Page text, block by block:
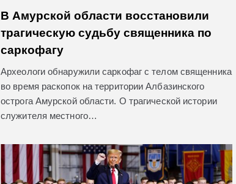
В Амурской области восстановили
трагическую судьбу священника по
саркофагу
Археологи обнаружили саркофаг с телом священника
во время раскопок на территории Албазинского
острога Амурской области. О трагической истории
служителя местного…